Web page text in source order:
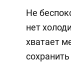
Не
нет
хватает